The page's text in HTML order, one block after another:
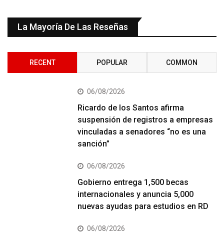
La Mayoría De Las Reseñas
RECENT POPULAR COMMON
06/08/2026
Ricardo de los Santos afirma
suspensión de registros a empresas
vinculadas a senadores “no es una
sanción”
06/08/2026
Gobierno entrega 1,500 becas
internacionales y anuncia 5,000
nuevas ayudas para estudios en RD
06/08/2026